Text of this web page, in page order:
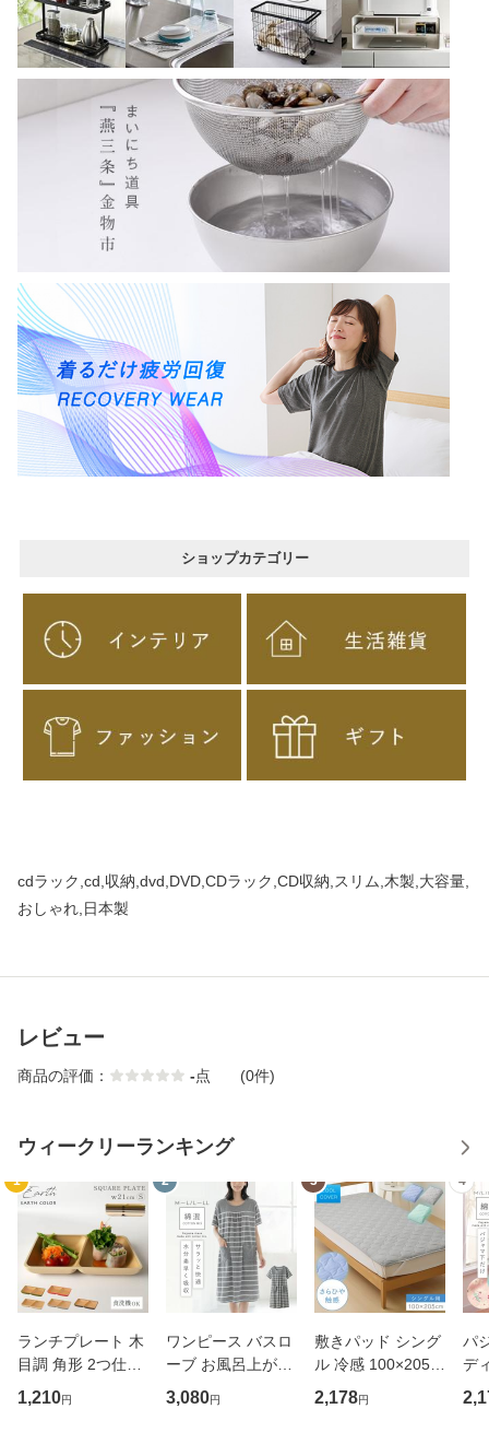
ショップカテゴリー
cdラック,cd,収納,dvd,DVD,CDラック,CD収納,スリム,木製,大容量,
おしゃれ,日本製
レビュー
商品の評価： -点 (0件)
ウィークリーランキング
1
ランチプレート 木
目調 角形 2つ仕切
り 小さめ アースカ
ラー スクエアプレ
1,210円
2
ワンピース バスロ
ーブ お風呂上がり
レディース 半袖 タ
オル 風呂上り ルー
3,080円
3
敷きパッド シング
ル 冷感 100×205c
m 敷パッド 夏用
敷き布団 敷布団 カ
2,178円
4
パ
デ
春
ト